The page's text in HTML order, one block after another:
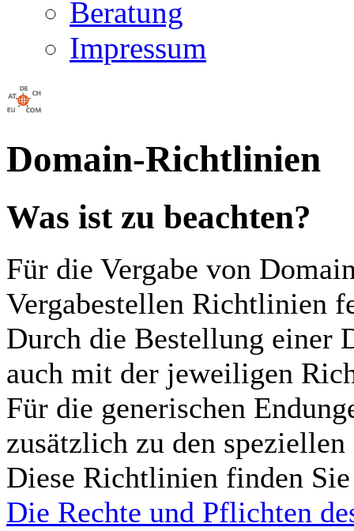
Beratung
Impressum
Domain-Richtlinien
Was ist zu beachten?
Für die Vergabe von
Vergabestellen Richtlinien
Durch die Bestellung einer
auch mit der jeweiligen
Für die generischen
zusätzlich zu den
Diese Richtlinien finden
Die Rechte und Pflichten